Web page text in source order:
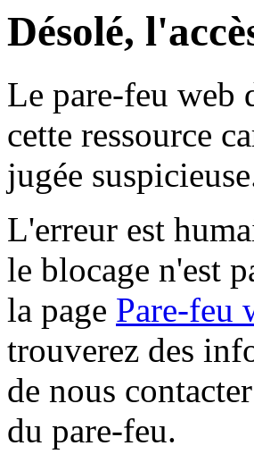
Désolé,
Le pare-feu web
cette ressource
jugée
L'erreur est
le blocage n'est
la page Pare-feu
trouverez des
de nous
du pare-feu.